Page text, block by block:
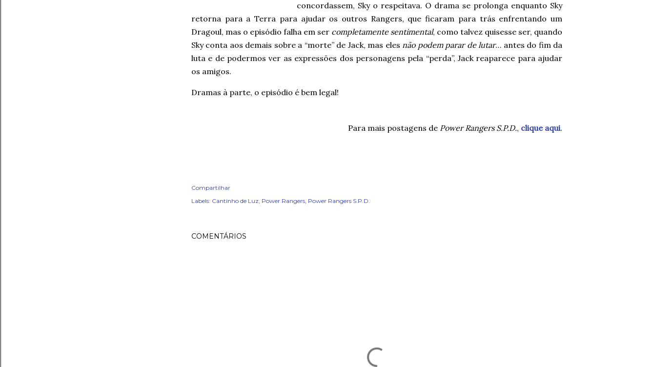
concordassem, Sky o respeitava. O drama se prolonga enquanto Sky
retorna para a Terra para ajudar os outros Rangers, que ficaram para trás enfrentando um
Dragoul, mas o episódio falha em ser completamente sentimental, como talvez quisesse ser, quando
Sky conta aos demais sobre a “morte” de Jack, mas elesnão podem parar de lutar… antes do fim da
luta e de podermos ver as expressões dos personagens pela “perda”, Jack reaparece para ajudar
os amigos.
Dramas à parte, o episódio é bem legal!
Para mais postagens de Power Rangers S.P.D., clique aqui.
Compartilhar
Labels: Cantinho de Luz Power Rangers Power Rangers S.P.D.
COMENTÁRIOS